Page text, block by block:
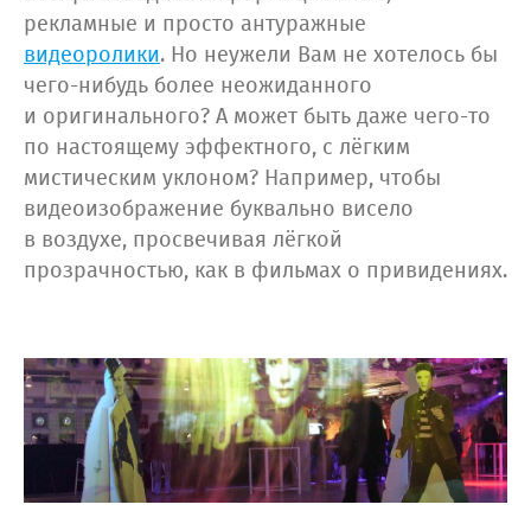
рекламные и просто антуражные
видеоролики. Но неужели Вам не хотелось бы
чего-нибудь более неожиданного
и оригинального? А может быть даже чего-то
по настоящему эффектного, с лёгким
мистическим уклоном? Например, чтобы
видеоизображение буквально висело
в воздухе, просвечивая лёгкой
прозрачностью, как в фильмах о привидениях.